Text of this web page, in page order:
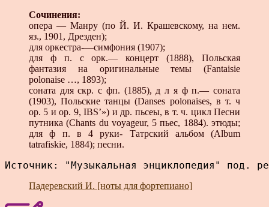
Сочинения:
опера — Манру (по Й. И. Крашевскому, на нем.
яз., 1901, Дрезден);
для оркестра-—симфония (1907);
для ф п. с орк.— концерт (1888), Польская
фантазия на оригинальные темы (Fantaisie
polonaise …, 1893);
соната для скр. с фп. (1885), д л я ф п.— соната
(1903), Польские танцы (Danses polonaises, в т. ч
ор. 5 и ор. 9, IBS’») и др. пьсеы, в т. ч. цикл Песни
путника (Chants du voyageur, 5 пьес, 1884). этюды;
для ф п. в 4 руки- Татрский альбом (Album
tatrafiskie, 1884); песни.
Источник: "Музыкальная энциклопедия"
Падеревский И. [ноты для фортепиано]